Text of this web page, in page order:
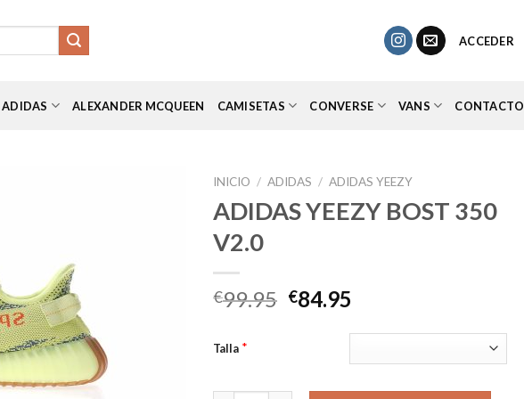
ACCEDER
ADIDAS ALEXANDER MCQUEEN CAMISETAS CONVERSE VANS CONTACTO
INICIO / ADIDAS / ADIDAS YEEZY
ADIDAS YEEZY BOST 350
V2.0
€99.95 El
original
€84.95
actual
es:
Talla *